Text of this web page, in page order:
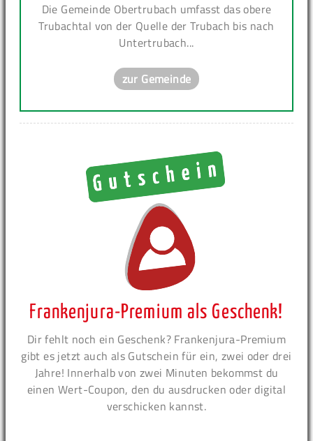
Die Gemeinde Obertrubach umfasst das obere
Trubachtal von der Quelle der Trubach bis nach
Untertrubach...
zur Gemeinde
Frankenjura-Premium als Geschenk!
Dir fehlt noch ein Geschenk? Frankenjura-Premium
gibt es jetzt auch als Gutschein für ein, zwei oder drei
Jahre! Innerhalb von zwei Minuten bekommst du
einen Wert-Coupon, den du ausdrucken oder digital
verschicken kannst.